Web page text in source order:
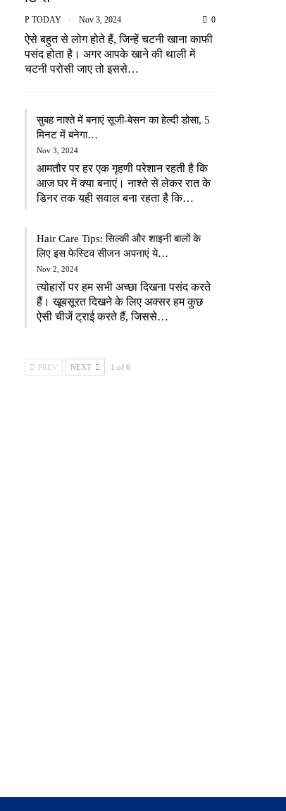
P TODAY Nov 3, 2024 0
ऐसे बहुत से लोग होते हैं, जिन्हें चटनी खाना काफी
पसंद होता है। अगर आपके खाने की थाली में
चटनी परोसी जाए तो इससे…
सुबह नाश्ते में बनाएं सूजी-बेसन का हेल्दी डोसा, 5
मिनट में बनेगा…
Nov 3, 2024
आमतौर पर हर एक गृहणी परेशान रहती है कि
आज घर में क्या बनाएं। नाश्ते से लेकर रात के
डिनर तक यही सवाल बना रहता है कि…
Hair Care Tips: सिल्की और शाइनी बालों के
लिए इस फेस्टिव सीजन अपनाएं ये…
Nov 2, 2024
त्योहारों पर हम सभी अच्छा दिखना पसंद करते
हैं। खूबसूरत दिखने के लिए अक्सर हम कुछ
ऐसी चीजें ट्राई करते हैं, जिससे…
PREV NEXT 1 of 6